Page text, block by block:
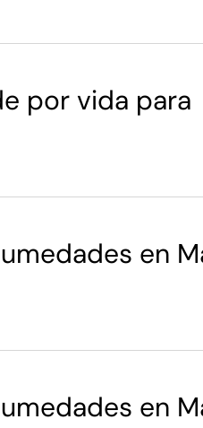
por vida para
en
en